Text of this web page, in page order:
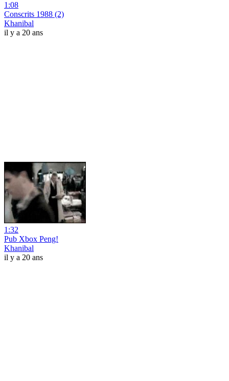
1:08
Conscrits 1988 (2)
Khanibal
il y a 20 ans
1:32
Pub Xbox Peng!
Khanibal
il y a 20 ans